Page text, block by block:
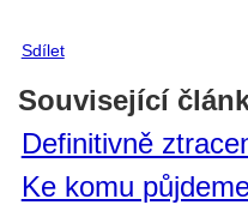
Sdílet
Související
Definitivně
Ke komu